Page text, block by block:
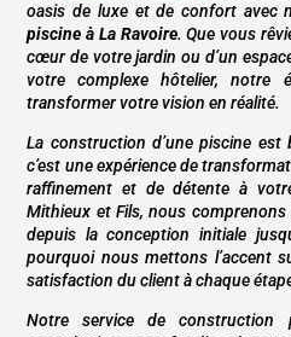
oasis de luxe et de confort avec
piscine à La Ravoire. Que vous
cœur de votre jardin ou d’un
votre complexe hôtelier, notre
transformer votre vision en réalité.
La construction d’une piscine est
c’est une expérience de
raffinement et de détente à
Mithieux et Fils, nous comprenons
depuis la conception initiale
pourquoi nous mettons l’accent
satisfaction du client à chaque
Notre service de construction